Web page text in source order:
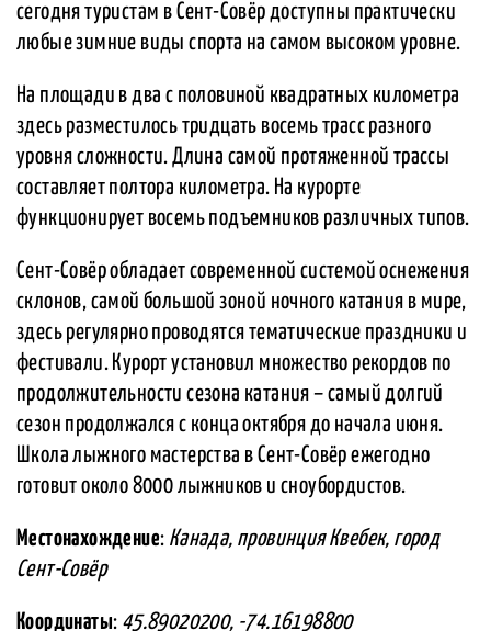
сегодня туристам в Сент-Совёр доступны практически
любые зимние виды спорта на самом высоком уровне.
На площади в два с половиной квадратных километра
здесь разместилось тридцать восемь трасс разного
уровня сложности. Длина самой протяженной трассы
составляет полтора километра. На курорте
функционирует восемь подъемников различных типов.
Сент-Совёр обладает современной системой оснежения
склонов, самой большой зоной ночного катания в мире,
здесь регулярно проводятся тематические праздники и
фестивали. Курорт установил множество рекордов по
продолжительности сезона катания – самый долгий
сезон продолжался с конца октября до начала июня.
Школа лыжного мастерства в Сент-Совёр ежегодно
готовит около 8000 лыжников и сноубордистов.
Местонахождение: Канада, провинция Квебек, город
Сент-Совёр
Координаты: 45.89020200, -74.16198800